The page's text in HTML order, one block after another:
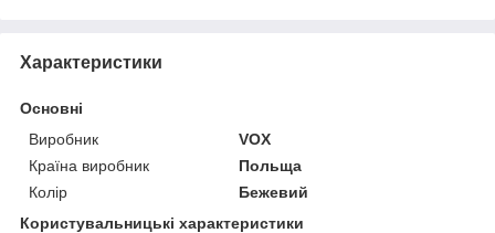
Характеристики
Основні
Виробник
VOX
Країна виробник
Польща
Колір
Бежевий
Користувальницькі характеристики